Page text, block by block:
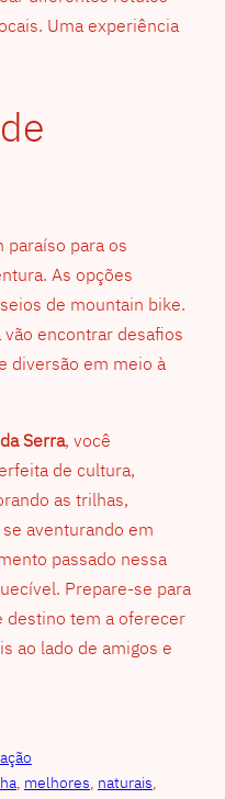
Uma experiência
paraíso para os
As opções
de mountain bike.
encontrar desafios
diversão em meio à
Serra, você
de cultura,
as trilhas,
aventurando em
passado nessa
Prepare-se para
destino tem a oferecer
ao lado de amigos e
, melhores, naturais